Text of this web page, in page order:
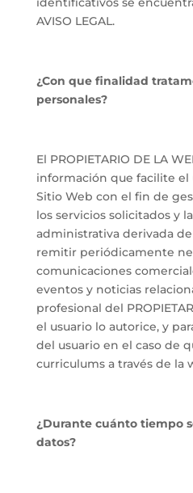
AVISO LEGAL.
¿Con que finalidad
personales?
El PROPIETARIO DE LA
información que facilite el
Sitio Web con el fin de
los servicios solicitados y
administrativa derivada
remitir periódicamente
comunicaciones
eventos y noticias
profesional del
el usuario lo autorice, y
del usuario en el caso de
curriculumsa través de la
¿Durante cuánto tiempo
datos?